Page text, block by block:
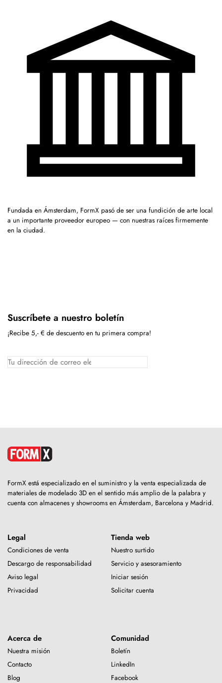
Fundada en Ámsterdam, FormX pasó de ser una fundición de arte local
a un importante proveedor europeo — con nuestras raíces firmemente
en la ciudad.
Suscríbete a nuestro boletín
¡Recibe 5,- € de descuento en tu primera compra!
FormX está especializado en el suministro y la venta especializada de
materiales de modelado 3D en el sentido más amplio de la palabra y
cuenta con almacenes y showrooms en Ámsterdam, Barcelona y Madrid.
Legal
Condiciones de venta
Descargo de responsabilidad
Aviso legal
Privacidad
Tienda web
Nuestro surtido
Servicio y asesoramiento
Iniciar sesión
Solicitar cuenta
Acerca de
Nuestra misión
Contacto
Blog
Comunidad
Boletín
LinkedIn
Facebook